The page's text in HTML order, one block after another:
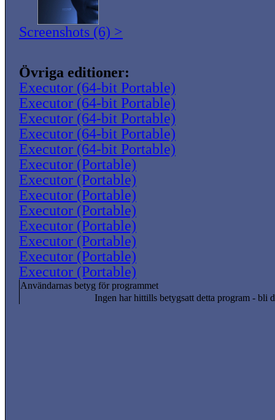
Screenshots (6) >
Övriga editioner:
Executor (64-bit Portable)
Executor (64-bit Portable)
Executor (64-bit Portable)
Executor (64-bit Portable)
Executor (64-bit Portable)
Executor (Portable)
Executor (Portable)
Executor (Portable)
Executor (Portable)
Executor (Portable)
Executor (Portable)
Executor (Portable)
Executor (Portable)
Användarnas betyg för programmet
Ingen har hittills betygsatt detta program - bli